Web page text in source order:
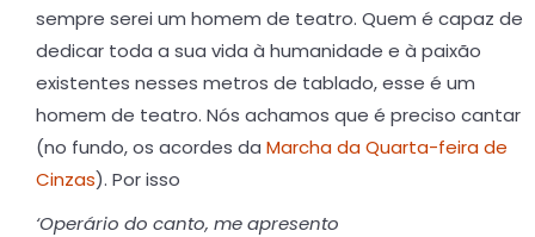
sempre serei um homem de teatro. Quem é capaz de
dedicar toda a sua vida à humanidade e à paixão
existentes nesses metros de tablado, esse é um
homem de teatro. Nós achamos que é preciso cantar
(no fundo, os acordes da Marcha da Quarta-feira de
Cinzas). Por isso
‘Operário do canto, me apresento